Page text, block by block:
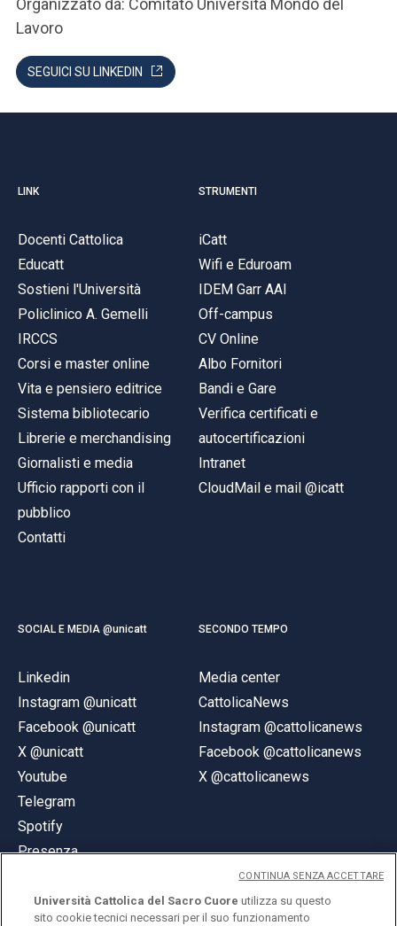
Organizzato da: Comitato Università Mondo del
Lavoro
SEGUICI SU LINKEDIN
LINK
Docenti Cattolica
Educatt
Sostieni l'Università
Policlinico A. Gemelli
IRCCS
Corsi e master online
Vita e pensiero editrice
Sistema bibliotecario
Librerie e merchandising
Giornalisti e media
Ufficio rapporti con il
pubblico
Contatti
STRUMENTI
iCatt
Wifi e Eduroam
IDEM Garr AAI
Off-campus
CV Online
Albo Fornitori
Bandi e Gare
Verifica certificati e
autocertificazioni
Intranet
CloudMail e mail @icatt
SOCIAL E MEDIA @unicatt
Linkedin
Instagram @unicatt
Facebook @unicatt
X @unicatt
Youtube
Telegram
Spotify
Presenza
SECONDO TEMPO
Media center
CattolicaNews
Instagram @cattolicanews
Facebook @cattolicanews
X @cattolicanews
Università Cattolica del Sacro Cuore utilizza su questo
sito cookie tecnici necessari per il suo funzionamento
CONTINUA SENZA ACCETTARE